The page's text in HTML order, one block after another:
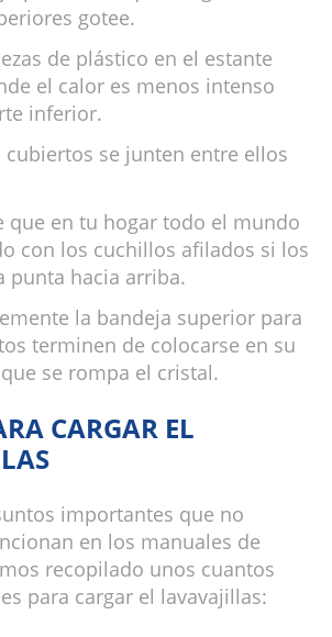
gotee.
de plástico en el estante
el calor es menos intenso
inferior.
cubiertos se junten entre ellos
que en tu hogar todo el mundo
con los cuchillos afilados si los
punta hacia arriba.
la bandeja superior para
terminen de colocarse en su
se rompa el cristal.
CARGAR EL
importantes que no
en los manuales de
recopilado unos cuantos
para cargar el lavavajillas: